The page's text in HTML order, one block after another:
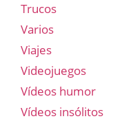
Trucos
Varios
Viajes
Videojuegos
Vídeos humor
Vídeos insólitos